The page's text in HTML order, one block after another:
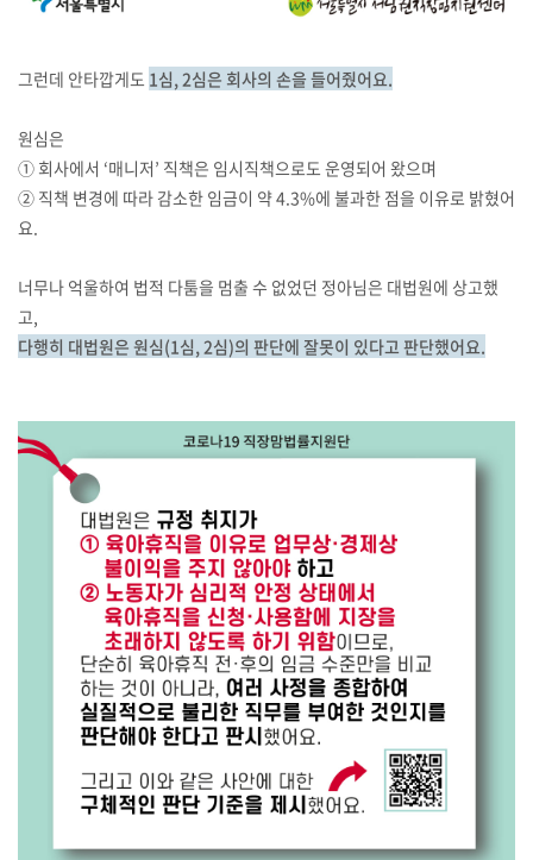
그런데 안타깝게도 1심, 2심은 회사의 손을 들어줬어요.
원심은
① 회사에서 ‘매니저’ 직책은 임시직책으로도 운영되어 왔으며
② 직책 변경에 따라 감소한 임금이 약 4.3%에 불과한 점을 이유로 밝혔어
요.
너무나 억울하여 법적 다툼을 멈출 수 없었던 정아님은 대법원에 상고했
고,
다행히 대법원은 원심(1심, 2심)의 판단에 잘못이 있다고 판단했어요.